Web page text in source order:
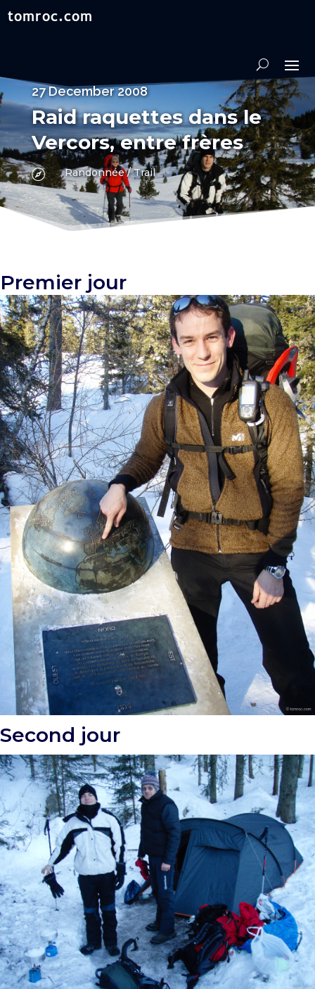
27 December 2008
Raid raquettes dans le
Vercors, entre frères
 Randonnée / Trail
Premier jour
Second jour